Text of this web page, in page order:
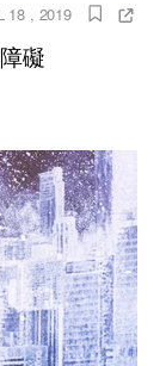
18 , 2019
礙